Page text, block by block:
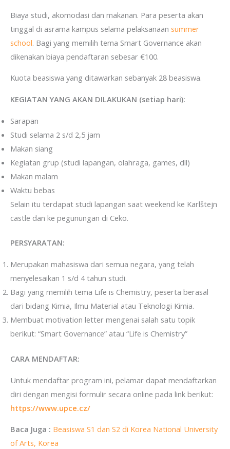
Biaya studi, akomodasi dan makanan. Para peserta akan
tinggal di asrama kampus selama pelaksanaan summer
school. Bagi yang memilih tema Smart Governance akan
dikenakan biaya pendaftaran sebesar €100.
Kuota beasiswa yang ditawarkan sebanyak 28 beasiswa.
KEGIATAN YANG AKAN DILAKUKAN (setiap hari):
Sarapan
Studi selama 2 s/d 2,5 jam
Makan siang
Kegiatan grup (studi lapangan, olahraga, games, dll)
Makan malam
Waktu bebas
Selain itu terdapat studi lapangan saat weekend ke Karlštejn
castle dan ke pegunungan di Ceko.
PERSYARATAN:
Merupakan mahasiswa dari semua negara, yang telah
menyelesaikan 1 s/d 4 tahun studi.
Bagi yang memilih tema Life is Chemistry, peserta berasal
dari bidang Kimia, Ilmu Material atau Teknologi Kimia.
Membuat motivation letter mengenai salah satu topik
berikut: “Smart Governance” atau “Life is Chemistry”
CARA MENDAFTAR:
Untuk mendaftar program ini, pelamar dapat mendaftarkan
diri dengan mengisi formulir secara online pada link berikut:
https://www.upce.cz/
Baca Juga : Beasiswa S1 dan S2 di Korea National University
of Arts, Korea